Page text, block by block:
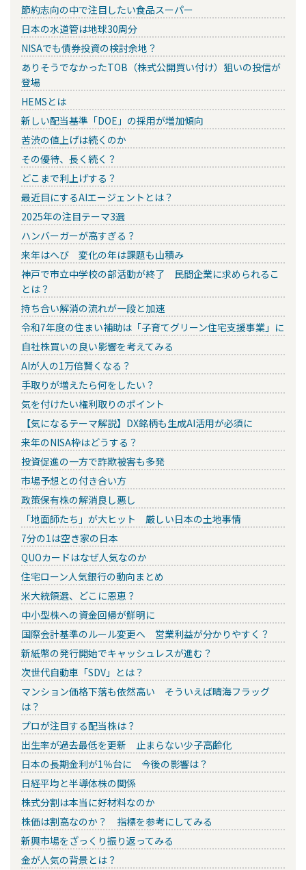
節約志向の中で注目したい食品スーパー
日本の水道管は地球30周分
NISAでも債券投資の検討余地？
ありそうでなかったTOB（株式公開買い付け）狙いの投信が
登場
HEMSとは
新しい配当基準「DOE」の採用が増加傾向
苦渋の値上げは続くのか
その優待、長く続く？
どこまで利上げする？
最近目にするAIエージェントとは？
2025年の注目テーマ3選
ハンバーガーが高すぎる？
来年はへび 変化の年は課題も山積み
神戸で市立中学校の部活動が終了 民間企業に求められるこ
とは？
持ち合い解消の流れが一段と加速
令和7年度の住まい補助は「子育てグリーン住宅支援事業」に
自社株買いの良い影響を考えてみる
AIが人の1万倍賢くなる？
手取りが増えたら何をしたい？
気を付けたい権利取りのポイント
【気になるテーマ解説】DX銘柄も生成AI活用が必須に
来年のNISA枠はどうする？
投資促進の一方で詐欺被害も多発
市場予想との付き合い方
政策保有株の解消良し悪し
「地面師たち」が大ヒット 厳しい日本の土地事情
7分の1は空き家の日本
QUOカードはなぜ人気なのか
住宅ローン人気銀行の動向まとめ
米大統領選、どこに恩恵？
中小型株への資金回帰が鮮明に
国際会計基準のルール変更へ 営業利益が分かりやすく？
新紙幣の発行開始でキャッシュレスが進む？
次世代自動車「SDV」とは？
マンション価格下落も依然高い そういえば晴海フラッグ
は？
プロが注目する配当株は？
出生率が過去最低を更新 止まらない少子高齢化
日本の長期金利が1％台に 今後の影響は？
日経平均と半導体株の関係
株式分割は本当に好材料なのか
株価は割高なのか？ 指標を参考にしてみる
新興市場をざっくり振り返ってみる
金が人気の背景とは？